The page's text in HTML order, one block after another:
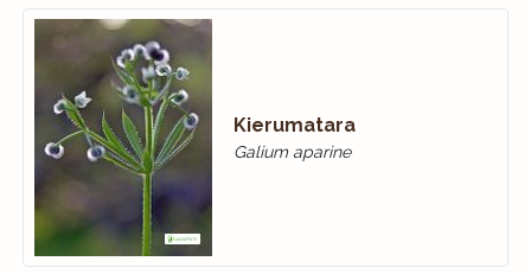
Kierumatara
Galium aparine